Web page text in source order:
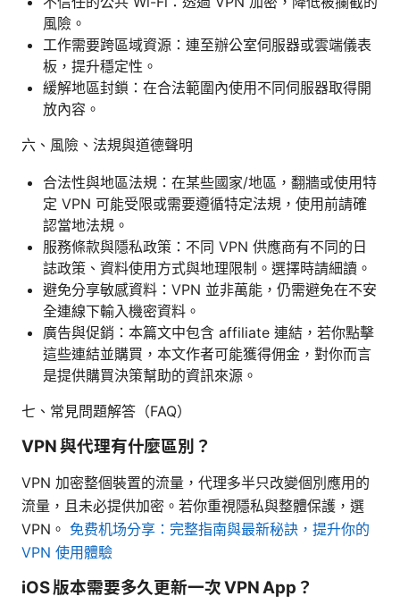
風險。
工作需要跨區域資源：連至辦公室伺服器或雲端儀表
板，提升穩定性。
緩解地區封鎖：在合法範圍內使用不同伺服器取得開
放內容。
六、風險、法規與道德聲明
合法性與地區法規：在某些國家/地區，翻牆或使用特
定 VPN 可能受限或需要遵循特定法規，使用前請確
認當地法規。
服務條款與隱私政策：不同 VPN 供應商有不同的日
誌政策、資料使用方式與地理限制。選擇時請細讀。
避免分享敏感資料：VPN 並非萬能，仍需避免在不安
全連線下輸入機密資料。
廣告與促銷：本篇文中包含 affiliate 連結，若你點擊
這些連結並購買，本文作者可能獲得佣金，對你而言
是提供購買決策幫助的資訊來源。
七、常見問題解答（FAQ）
VPN 與代理有什麼區別？
VPN 加密整個裝置的流量，代理多半只改變個別應用的
流量，且未必提供加密。若你重視隱私與整體保護，選
VPN。 免费机场分享：完整指南與最新秘訣，提升你的
VPN 使用體驗
iOS 版本需要多久更新一次 VPN App？